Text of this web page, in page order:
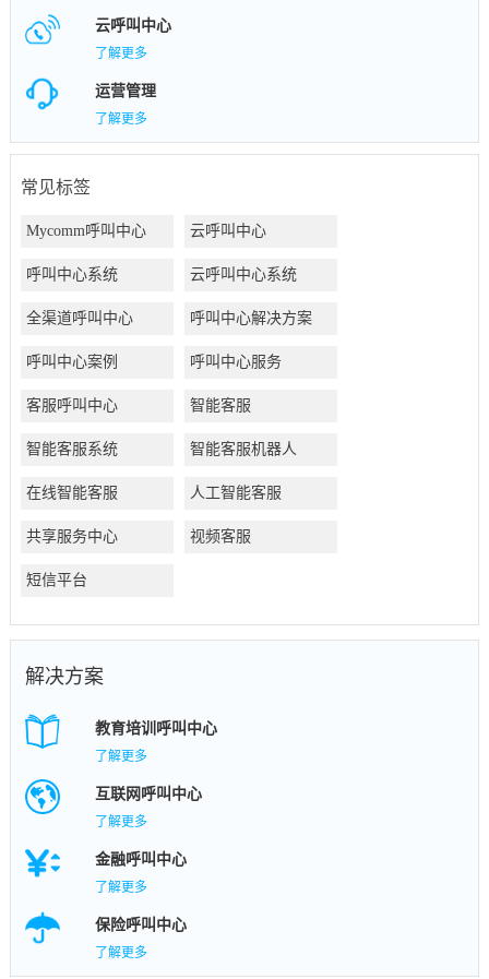
云呼叫中心
了解更多
运营管理
了解更多
常见标签
Mycomm呼叫中心 云呼叫中心
呼叫中心系统 云呼叫中心系统
全渠道呼叫中心 呼叫中心解决方案
呼叫中心案例 呼叫中心服务
客服呼叫中心 智能客服
智能客服系统 智能客服机器人
在线智能客服 人工智能客服
共享服务中心 视频客服
短信平台
解决方案
教育培训呼叫中心
了解更多
互联网呼叫中心
了解更多
金融呼叫中心
了解更多
保险呼叫中心
了解更多